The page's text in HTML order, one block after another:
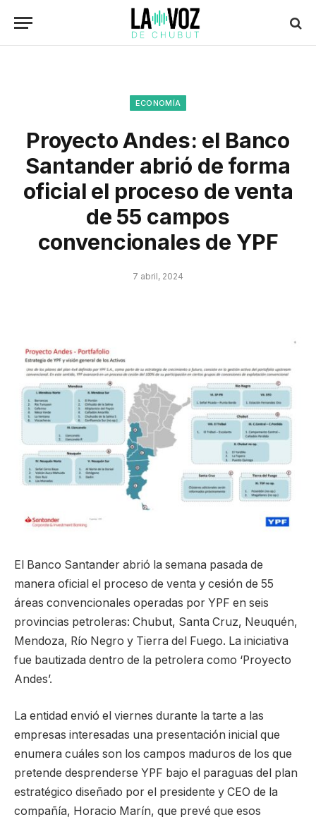
ECONOMÍA
Proyecto Andes: el Banco
Santander abrió de forma
oficial el proceso de venta
de 55 campos
convencionales de YPF
7 abril, 2024
El Banco Santander abrió la semana pasada de
manera oficial el proceso de venta y cesión de 55
áreas convencionales operadas por YPF en seis
provincias petroleras: Chubut, Santa Cruz, Neuquén,
Mendoza, Río Negro y Tierra del Fuego. La iniciativa
fue bautizada dentro de la petrolera como ‘Proyecto
Andes’.
La entidad envió el viernes durante la tarte a las
empresas interesadas una presentación inicial que
enumera cuáles son los campos maduros de los que
pretende desprenderse YPF bajo el paraguas del plan
estratégico diseñado por el presidente y CEO de la
compañía, Horacio Marín, que prevé que esos